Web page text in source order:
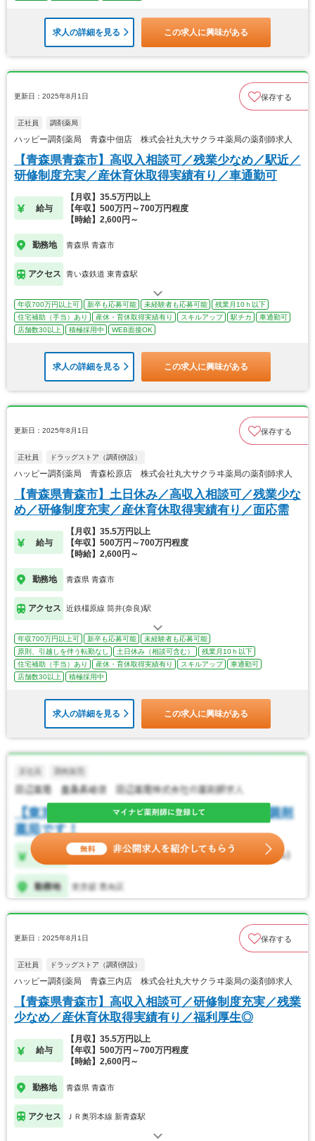
求人の詳細を見る この求人に興味がある
更新日：2025年8月1日 保存する
正社員 調剤薬局
ハッピー調剤薬局 青森中佃店 株式会社丸大サクラヰ薬局の薬剤師求人
【青森県青森市】高収入相談可／残業少なめ／駅近／
研修制度充実／産休育休取得実績有り／車通勤可
給与
【月収】35.5万円以上
【年収】500万円～700万円程度
【時給】2,600円～
勤務地 青森県 青森市
アクセス 青い森鉄道 東青森駅
年収700万円以上可 新卒も応募可能 未経験者も応募可能
残業月10ｈ以下
住宅補助（手当）あり
産休・育休取得実績有り スキルアップ 駅チカ
車通勤可
店舗数30以上
積極採用中 WEB面接OK
求人の詳細を見る この求人に興味がある
更新日：2025年8月1日 保存する
正社員 ドラッグストア（調剤併設）
ハッピー調剤薬局 青森松原店 株式会社丸大サクラヰ薬局の薬剤師求人
【青森県青森市】土日休み／高収入相談可／残業少な
め／研修制度充実／産休育休取得実績有り／面応需
給与
【月収】35.5万円以上
【年収】500万円～700万円程度
【時給】2,600円～
勤務地 青森県 青森市
アクセス 近鉄橿原線 筒井(奈良)駅
年収700万円以上可 新卒も応募可能
未経験者も応募可能
原則、引越しを伴う転勤なし
土日休み（相談可含む）
残業月10ｈ以下
住宅補助（手当）あり
産休・育休取得実績有り スキルアップ
車通勤可
店舗数30以上
積極採用中
求人の詳細を見る この求人に興味がある
更新日：2025年8月1日 保存する
正社員 ドラッグストア（調剤併設）
ハッピー調剤薬局 青森三内店 株式会社丸大サクラヰ薬局の薬剤師求人
【青森県青森市】高収入相談可／研修制度充実／残業
少なめ／産休育休取得実績有り／福利厚生◎
給与
【月収】35.5万円以上
【年収】500万円～700万円程度
【時給】2,600円～
勤務地 青森県 青森市
アクセス ＪＲ奥羽本線 新青森駅